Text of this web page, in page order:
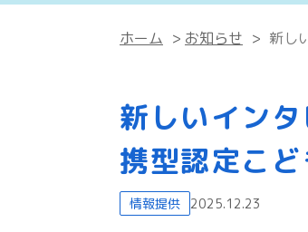
ホーム > お知らせ > 新し
新しいイン
携型認定こ
情報提供 2025.12.23